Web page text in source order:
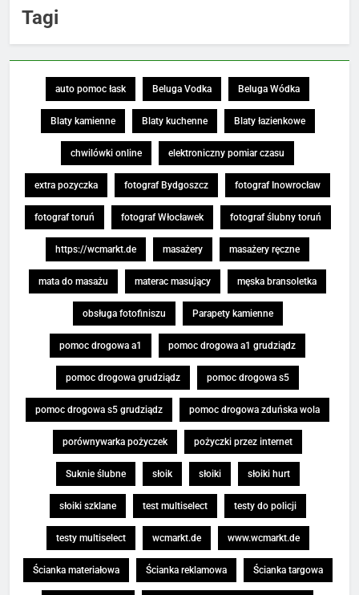
Tagi
auto pomoc łask Beluga Vodka Beluga Wódka
Blaty kamienne Blaty kuchenne Blaty łazienkowe
chwilówki online elektroniczny pomiar czasu
extra pozyczka fotograf Bydgoszcz fotograf Inowrocław
fotograf toruń fotograf Włocławek fotograf ślubny toruń
https://wcmarkt.de masażery masażery ręczne
mata do masażu materac masujący męska bransoletka
obsługa fotofiniszu Parapety kamienne
pomoc drogowa a1 pomoc drogowa a1 grudziądz
pomoc drogowa grudziądz pomoc drogowa s5
pomoc drogowa s5 grudziądz pomoc drogowa zduńska wola
porównywarka pożyczek pożyczki przez internet
Suknie ślubne słoik słoiki słoiki hurt
słoiki szklane test multiselect testy do policji
testy multiselect wcmarkt.de www.wcmarkt.de
Ścianka materiałowa Ścianka reklamowa Ścianka targowa